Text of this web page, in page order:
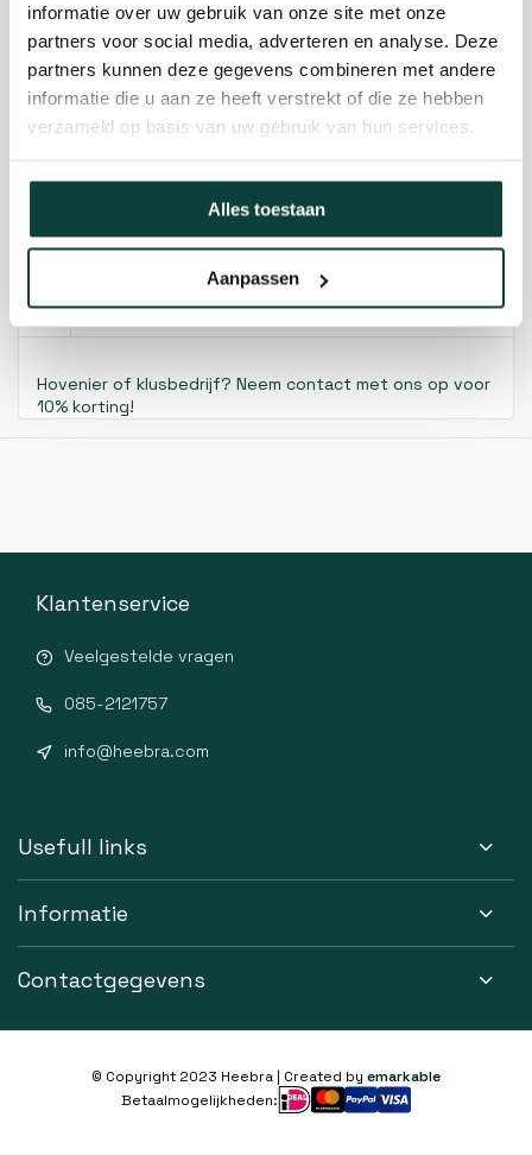
informatie over uw gebruik van onze site met onze
partners voor social media, adverteren en analyse. Deze
partners kunnen deze gegevens combineren met andere
informatie die u aan ze heeft verstrekt of die ze hebben
verzameld op basis van uw gebruik van hun services.
Alles toestaan
Aanpassen
Reviews
Specificaties
Kunnen we je helpen?
085-2121757
info@heebra.com
Hovenier of klusbedrijf? Neem contact met ons op voor
10% korting!
Klantenservice
Veelgestelde vragen
085-2121757
info@heebra.com
Usefull links
Informatie
Contactgegevens
© Copyright 2023 Heebra | Created by emarkable
Betaalmogelijkheden: